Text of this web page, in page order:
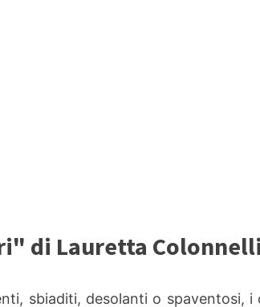
di Lauretta Colonnelli
sbiaditi, desolanti o spaventosi, i